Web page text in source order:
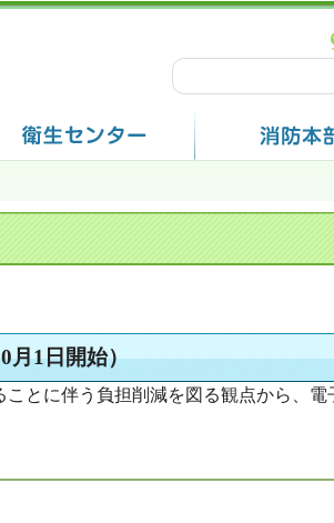
月1日開始）
とに伴う負担削減を図る観点から、電